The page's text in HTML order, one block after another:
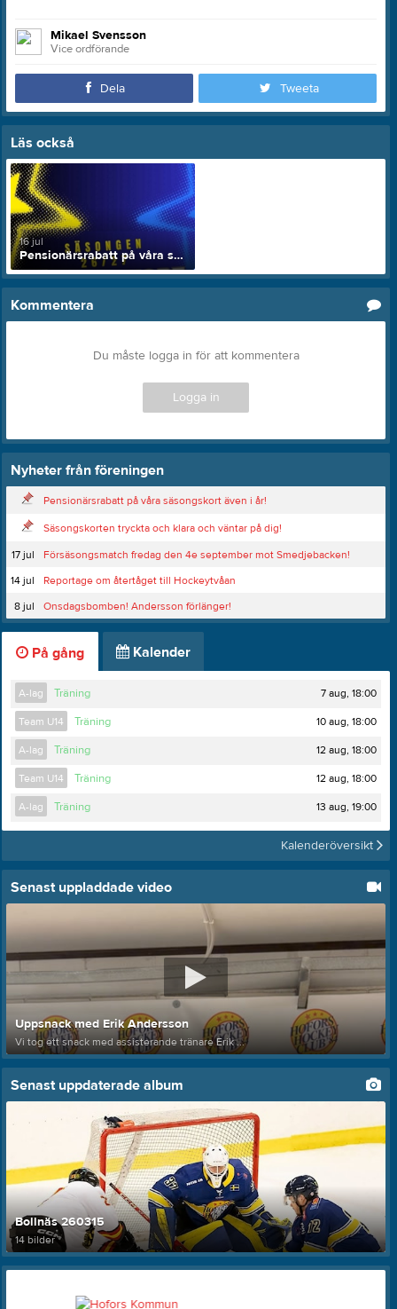
Mikael Svensson
Vice ordförande
Dela Tweeta
Läs också
16 jul
Pensionärsrabatt på våra säsongskort även i år!
Kommentera
Du måste logga in för att kommentera
Logga in
Nyheter från föreningen
Pensionärsrabatt på våra säsongskort även i år!
Säsongskorten tryckta och klara och väntar på dig!
17 jul
Försäsongsmatch fredag den 4e september mot Smedjebacken!
14 jul
Reportage om återtåget till Hockeytvåan
8 jul
Onsdagsbomben! Andersson förlänger!
På gång Kalender
A-lag Träning 7 aug, 18:00
Team U14 Träning 10 aug, 18:00
A-lag Träning 12 aug, 18:00
Team U14 Träning 12 aug, 18:00
A-lag Träning 13 aug, 19:00
Kalenderöversikt
Senast uppladdade video
Uppsnack med Erik Andersson
Vi tog ett snack med assisterande tränare Erik ...
Senast uppdaterade album
Bollnäs 260315
14 bilder